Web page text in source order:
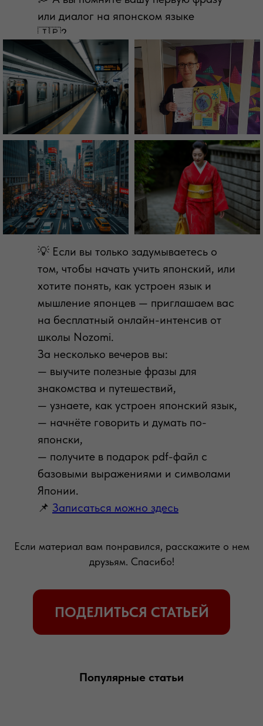
или диалог на японском языке
🇯🇵?
💡 Если вы только задумываетесь о
том, чтобы начать учить японский, или
хотите понять, как устроен язык и
мышление японцев — приглашаем вас
на бесплатный онлайн-интенсив от
школы Nozomi.
За несколько вечеров вы:
— выучите полезные фразы для
знакомства и путешествий,
— узнаете, как устроен японский язык,
— начнёте говорить и думать по-
японски,
— получите в подарок pdf-файл с
базовыми выражениями и символами
Японии.
📌 Записаться можно здесь
Если материал вам понравился, расскажите о нем
друзьям. Спасибо!
Популярные статьи